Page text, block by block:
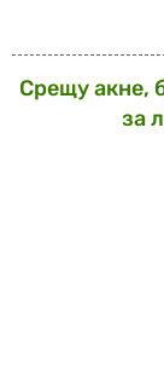
Срещу акне,
за